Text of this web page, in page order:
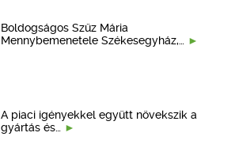
Boldogságos Szűz Mária
Mennybemenetele Székesegyház,…
A piaci igényekkel együtt növekszik a
gyártás és…